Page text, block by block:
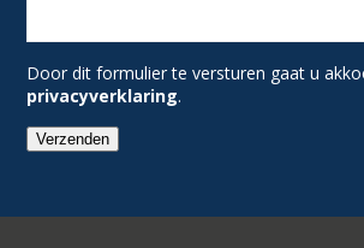
Door dit formulier te versturen gaat u
privacyverklaring.
Verzenden